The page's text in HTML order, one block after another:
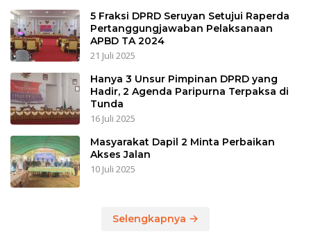
5 Fraksi DPRD Seruyan Setujui Raperda
Pertanggungjawaban Pelaksanaan
APBD TA 2024
21 Juli 2025
Hanya 3 Unsur Pimpinan DPRD yang
Hadir, 2 Agenda Paripurna Terpaksa di
Tunda
16 Juli 2025
Masyarakat Dapil 2 Minta Perbaikan
Akses Jalan
10 Juli 2025
Selengkapnya